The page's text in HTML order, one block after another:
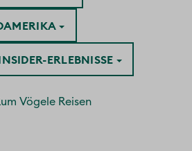
ERLEBNISSE